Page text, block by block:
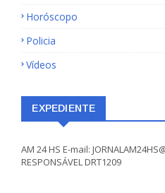
Horóscopo
Policia
Vídeos
EXPEDIENTE
AM 24 HS E-mail:
RESPONSÁVEL DRT1209